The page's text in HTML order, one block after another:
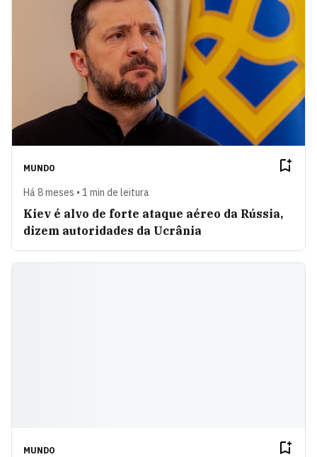
MUNDO
Há 8 meses • 1 min de leitura
Kiev é alvo de forte ataque aéreo da Rússia,
dizem autoridades da Ucrânia
MUNDO